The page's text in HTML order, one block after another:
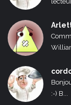
:-) B...